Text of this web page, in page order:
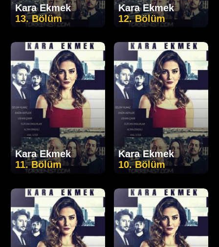
Kara Ekmek
13. Bölüm
Kara Ekmek
12. Bölüm
Kara Ekmek
11. Bölüm
Kara Ekmek
10. Bölüm